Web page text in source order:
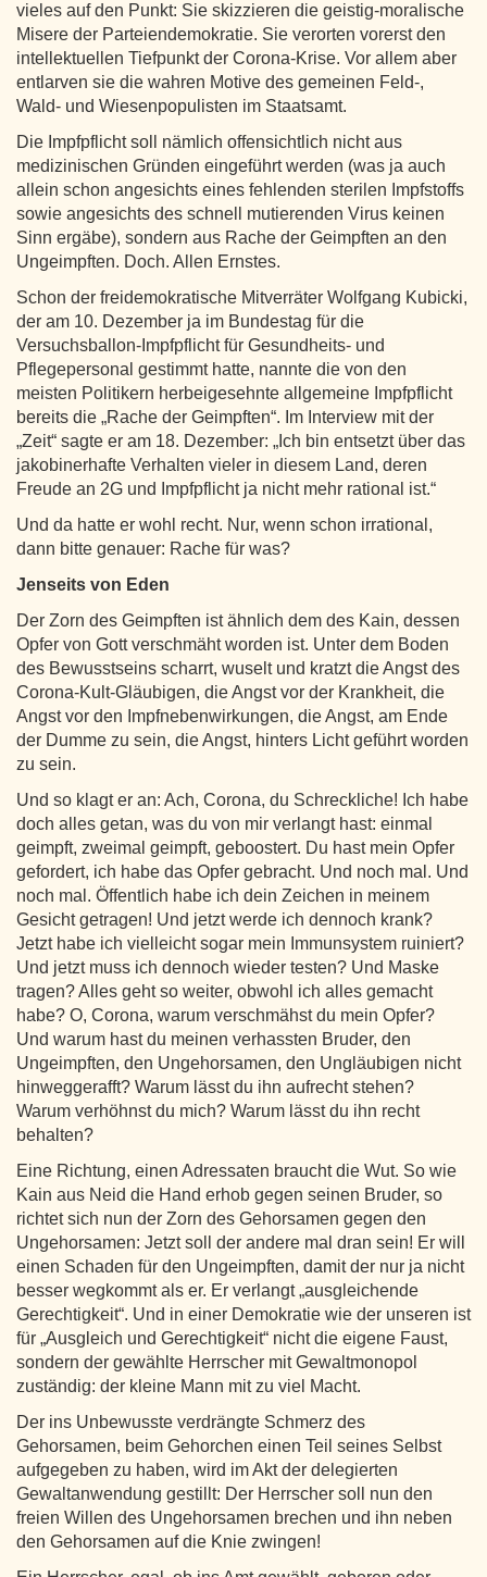
vieles auf den Punkt: Sie skizzieren die geistig-moralische
Misere der Parteiendemokratie. Sie verorten vorerst den
intellektuellen Tiefpunkt der Corona-Krise. Vor allem aber
entlarven sie die wahren Motive des gemeinen Feld-,
Wald- und Wiesenpopulisten im Staatsamt.
Die Impfpflicht soll nämlich offensichtlich nicht aus
medizinischen Gründen eingeführt werden (was ja auch
allein schon angesichts eines fehlenden sterilen Impfstoffs
sowie angesichts des schnell mutierenden Virus keinen
Sinn ergäbe), sondern aus Rache der Geimpften an den
Ungeimpften. Doch. Allen Ernstes.
Schon der freidemokratische Mitverräter Wolfgang Kubicki,
der am 10. Dezember ja im Bundestag für die
Versuchsballon-Impfpflicht für Gesundheits- und
Pflegepersonal gestimmt hatte, nannte die von den
meisten Politikern herbeigesehnte allgemeine Impfpflicht
bereits die „Rache der Geimpften“. Im Interview mit der
„Zeit“ sagte er am 18. Dezember: „Ich bin entsetzt über das
jakobinerhafte Verhalten vieler in diesem Land, deren
Freude an 2G und Impfpflicht ja nicht mehr rational ist.“
Und da hatte er wohl recht. Nur, wenn schon irrational,
dann bitte genauer: Rache für was?
Jenseits von Eden
Der Zorn des Geimpften ist ähnlich dem des Kain, dessen
Opfer von Gott verschmäht worden ist. Unter dem Boden
des Bewusstseins scharrt, wuselt und kratzt die Angst des
Corona-Kult-Gläubigen, die Angst vor der Krankheit, die
Angst vor den Impfnebenwirkungen, die Angst, am Ende
der Dumme zu sein, die Angst, hinters Licht geführt worden
zu sein.
Und so klagt er an: Ach, Corona, du Schreckliche! Ich habe
doch alles getan, was du von mir verlangt hast: einmal
geimpft, zweimal geimpft, geboostert. Du hast mein Opfer
gefordert, ich habe das Opfer gebracht. Und noch mal. Und
noch mal. Öffentlich habe ich dein Zeichen in meinem
Gesicht getragen! Und jetzt werde ich dennoch krank?
Jetzt habe ich vielleicht sogar mein Immunsystem ruiniert?
Und jetzt muss ich dennoch wieder testen? Und Maske
tragen? Alles geht so weiter, obwohl ich alles gemacht
habe? O, Corona, warum verschmähst du mein Opfer?
Und warum hast du meinen verhassten Bruder, den
Ungeimpften, den Ungehorsamen, den Ungläubigen nicht
hinweggerafft? Warum lässt du ihn aufrecht stehen?
Warum verhöhnst du mich? Warum lässt du ihn recht
behalten?
Eine Richtung, einen Adressaten braucht die Wut. So wie
Kain aus Neid die Hand erhob gegen seinen Bruder, so
richtet sich nun der Zorn des Gehorsamen gegen den
Ungehorsamen: Jetzt soll der andere mal dran sein! Er will
einen Schaden für den Ungeimpften, damit der nur ja nicht
besser wegkommt als er. Er verlangt „ausgleichende
Gerechtigkeit“. Und in einer Demokratie wie der unseren ist
für „Ausgleich und Gerechtigkeit“ nicht die eigene Faust,
sondern der gewählte Herrscher mit Gewaltmonopol
zuständig: der kleine Mann mit zu viel Macht.
Der ins Unbewusste verdrängte Schmerz des
Gehorsamen, beim Gehorchen einen Teil seines Selbst
aufgegeben zu haben, wird im Akt der delegierten
Gewaltanwendung gestillt: Der Herrscher soll nun den
freien Willen des Ungehorsamen brechen und ihn neben
den Gehorsamen auf die Knie zwingen!